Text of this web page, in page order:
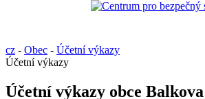
cz - Obec - Účetní výkazy
Účetní výkazy
Účetní výkazy obce